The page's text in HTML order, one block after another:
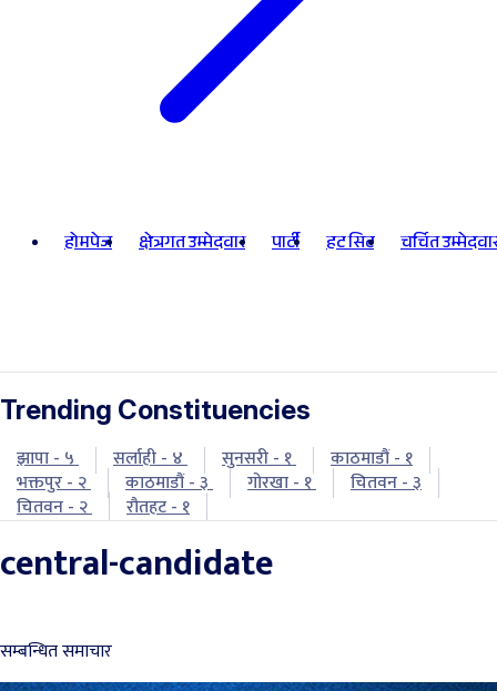
होमपेज क्षेत्रगत उम्मेदवार पार्टी हट सिट चर्चित
Trending Constituencies
झापा - ५ सर्लाही - ४ सुनसरी - १
काठमाडौं - १
भक्तपुर - २
काठमाडौं - ३ गोरखा - १
चितवन - ३
चितवन - २
रौतहट - १
central-candidate
सम्बन्धित समाचार